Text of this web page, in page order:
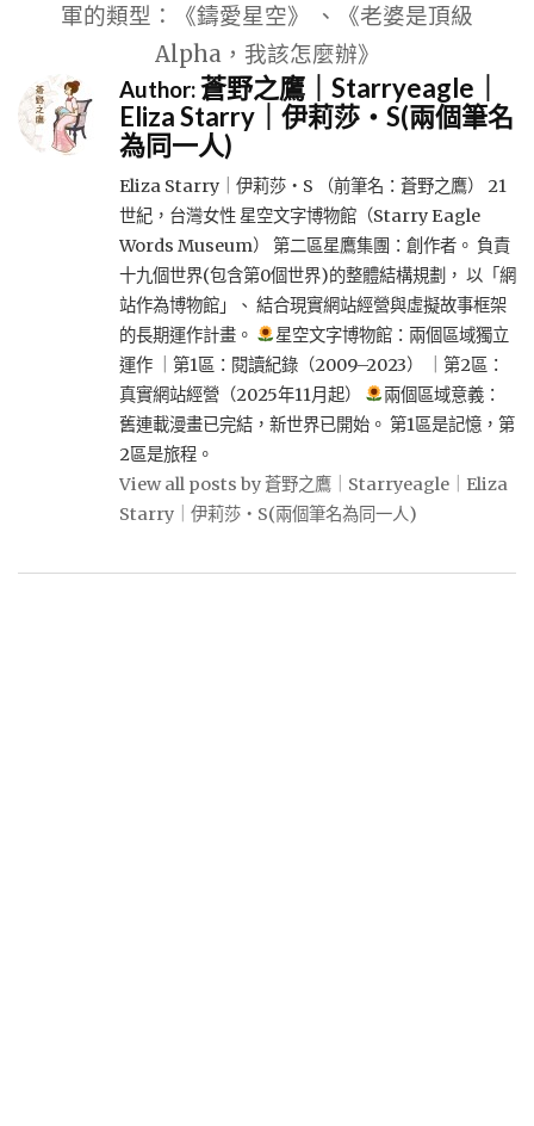
軍的類型：《鑄愛星空》 、《老婆是頂級
Alpha，我該怎麼辦》
Author:蒼野之鷹｜Starryeagle｜
Eliza Starry｜伊莉莎・S(兩個筆名
為同一人)
Eliza Starry｜伊莉莎・S （前筆名：蒼野之鷹） 21
世紀，台灣女性 星空文字博物館（Starry Eagle
Words Museum） 第二區星鷹集團：創作者。 負責
十九個世界(包含第0個世界)的整體結構規劃， 以「網
站作為博物館」、 結合現實網站經營與虛擬故事框架
的長期運作計畫。
星空文字博物館：兩個區域獨立
運作 ｜第1區：閱讀紀錄（2009–2023） ｜第2區：
真實網站經營（2025年11月起）
兩個區域意義：
舊連載漫畫已完結，新世界已開始。 第1區是記憶，第
2區是旅程。
View all posts by 蒼野之鷹｜Starryeagle｜Eliza
Starry｜伊莉莎・S(兩個筆名為同一人)